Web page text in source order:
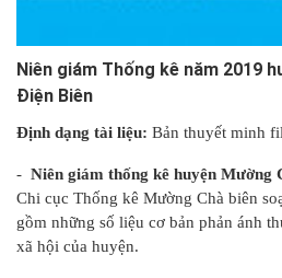
Niên giám Thống kê năm 2019
Điện Biên
Định dạng tài liệu: Bản thuyết minh
- Niên giám thống kê huyện Mường
Chi cục Thống kê Mường Chà biên
gồm những số liệu cơ bản phản ánh
xã hội của huyện.